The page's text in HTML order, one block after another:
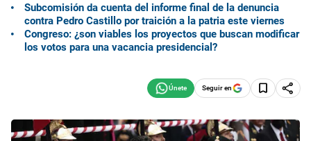
Subcomisión da cuenta del informe final de la denuncia
contra Pedro Castillo por traición a la patria este viernes
Congreso: ¿son viables los proyectos que buscan modificar
los votos para una vacancia presidencial?
Seguir en